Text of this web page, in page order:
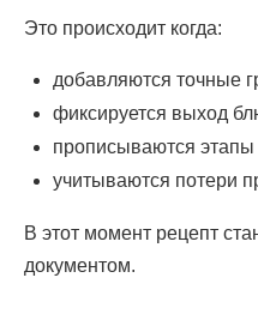
Это происходит когда:
добавляются точные
фиксируется выход
прописываются этапы
учитываются потери
В этот момент рецепт
документом.